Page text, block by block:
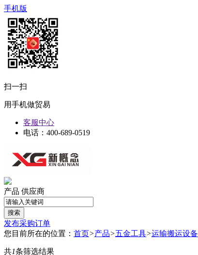
手机版
扫一扫
用手机做贸易
客服中心
电话：400-689-0519
产品 供应商
搜索
发布采购订单
您目前所在的位置： 首页>产品>五金工具>运输搬运设备
共1条筛选结果